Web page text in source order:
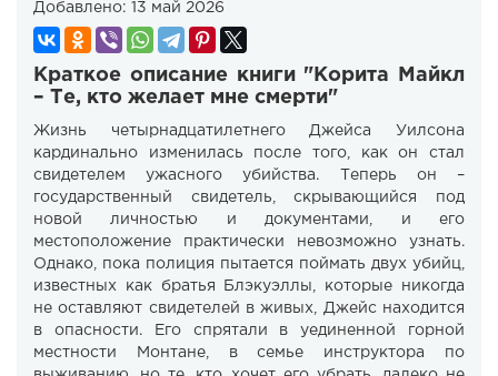
Добавлено: 13 май 2026
Краткое описание книги "Корита Майкл
– Те, кто желает мне смерти"
Жизнь четырнадцатилетнего Джейса Уилсона
кардинально изменилась после того, как он стал
свидетелем ужасного убийства. Теперь он –
государственный свидетель, скрывающийся под
новой личностью и документами, и его
местоположение практически невозможно узнать.
Однако, пока полиция пытается поймать двух убийц,
известных как братья Блэкуэллы, которые никогда
не оставляют свидетелей в живых, Джейс находится
в опасности. Его спрятали в уединенной горной
местности Монтане, в семье инструктора по